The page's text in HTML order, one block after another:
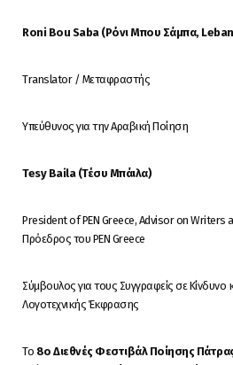
Roni Bou Saba (Ρόνι Μπου Σάμπα,
Translator / Μεταφραστής
Υπεύθυνος για την Αραβική Ποίηση
Tesy Baila (Τέσυ Μπάιλα)
President of PEN Greece, Advisor on Writers
Πρόεδρος του PEN Greece
Σύμβουλος για τους Συγγραφείς σε Κίνδυνο
Λογοτεχνικής Έκφρασης
Το 8o Διεθνές Φεστιβάλ Ποίησης